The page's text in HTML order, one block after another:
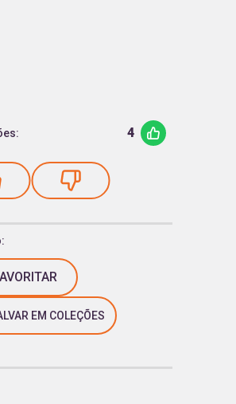
4
EM COLEÇÕES